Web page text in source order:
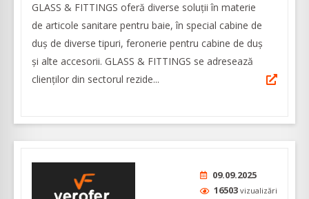
GLASS & FITTINGS oferă diverse soluţii în materie
de articole sanitare pentru baie, în special cabine de
duș de diverse tipuri, feronerie pentru cabine de duș
și alte accesorii. GLASS & FITTINGS se adresează
clienţilor din sectorul rezide...
09.09.2025
16503 vizualizări